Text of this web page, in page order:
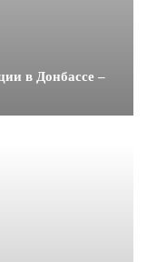
в Донбассе –